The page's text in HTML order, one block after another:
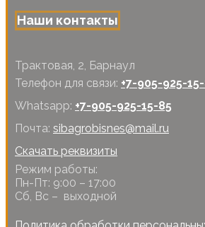
Наши контакты
Трактовая, 2, Барнаул
Телефон для связи: +7-905-925-
Whatsapp: +7-905-925-15-85
Почта: sibagrobisnes@mail.ru
Скачать реквизиты
Режим работы:
Пн-Пт: 9:00 – 17:00
Сб, Вс – выходной